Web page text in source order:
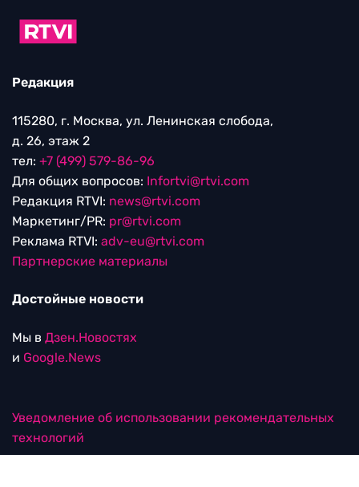
Редакция
115280, г. Москва, ул. Ленинская слобода,
д. 26, этаж 2
тел: +7 (499) 579-86-96
Для общих вопросов: Infortvi@rtvi.com
Редакция RTVI: news@rtvi.com
Маркетинг/PR: pr@rtvi.com
Реклама RTVI: adv-eu@rtvi.com
Партнерские материалы
Достойные новости
Мы в Дзен.Новостях
и Google.News
Уведомление об использовании рекомендательных
технологий